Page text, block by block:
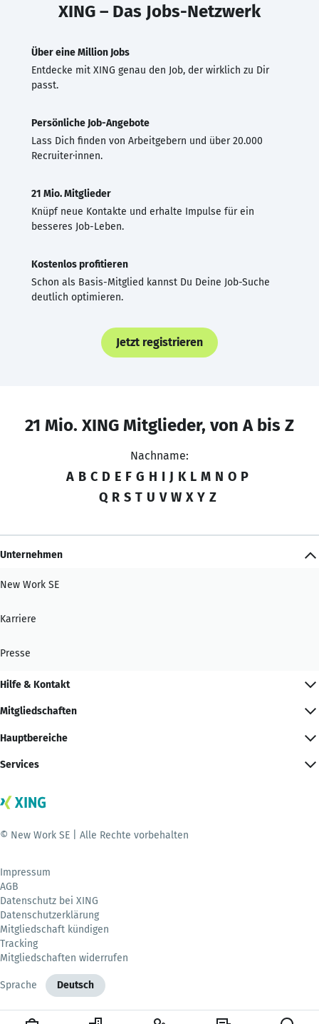
XING – Das Jobs-Netzwerk
Über eine Million Jobs
Entdecke mit XING genau den Job, der wirklich zu Dir
passt.
Persönliche Job-Angebote
Lass Dich finden von Arbeitgebern und über 20.000
Recruiter·innen.
21 Mio. Mitglieder
Knüpf neue Kontakte und erhalte Impulse für ein
besseres Job-Leben.
Kostenlos profitieren
Schon als Basis-Mitglied kannst Du Deine Job-Suche
deutlich optimieren.
Jetzt registrieren
21 Mio. XING Mitglieder, von A bis Z
Nachname:
A B C D E F G H I J K L M N O P
Q R S T U V W X Y Z
Unternehmen
New Work SE
Karriere
Presse
Hilfe & Kontakt
Mitgliedschaften
Hauptbereiche
Services
© New Work SE | Alle Rechte vorbehalten
Impressum
AGB
Datenschutz bei XING
Datenschutzerklärung
Mitgliedschaft kündigen
Tracking
Mitgliedschaften widerrufen
Sprache Deutsch